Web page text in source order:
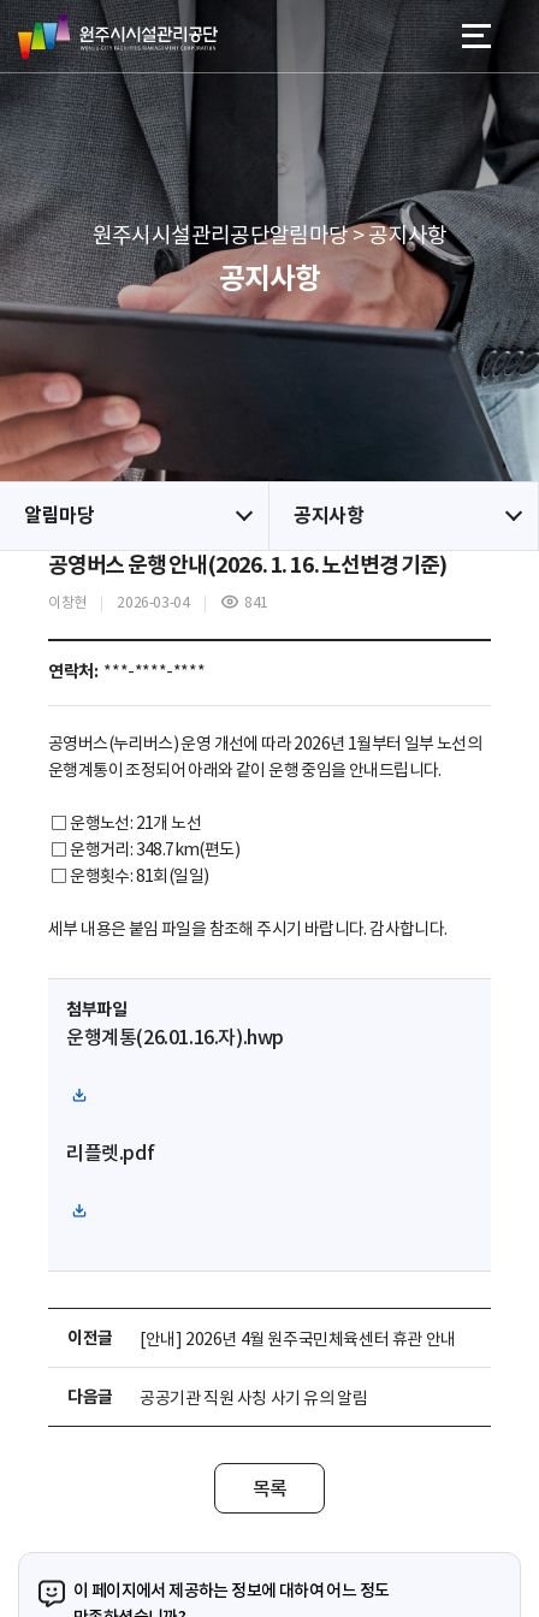
스
킵
네
비
게
이
션
본문 바로가기
메뉴 바로가기
원
주
시
시
설
관
리
공
단 원주시시설관리공단알림마당 > 공지사항
공지사항
알림마당 공지사항
공영버스 운행 안내(2026. 1. 16. 노선변경 기준)
이창현 2026-03-04
조
841
연락처: ***-****-****
공영버스(누리버스) 운영 개선에 따라 2026년 1월부터 일부 노선의
운행계통이 조정되어 아래와 같이 운행 중임을 안내드립니다.
□ 운행노선: 21개 노선
□ 운행거리: 348.7km(편도)
□ 운행횟수: 81회(일일)
세부 내용은 붙임 파일을 참조해 주시기 바랍니다. 감사합니다.
첨부파일
운행계통(26.01.16.자).hwp
파
다
로
리플렛.pdf
파
다
로
이전글 [안내] 2026년 4월 원주국민체육센터 휴관 안내
다음글 공공기관 직원 사칭 사기 유의 알림
목록
이 페이지에서 제공하는 정보에 대하여 어느 정도